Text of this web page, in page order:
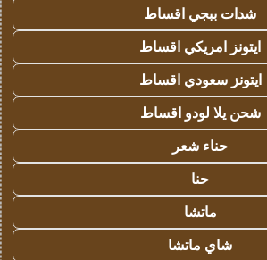
شدات ببجي اقساط
ايتونز امريكي اقساط
ايتونز سعودي اقساط
شحن يلا لودو اقساط
حناء شعر
حنا
ماتشا
شاي ماتشا